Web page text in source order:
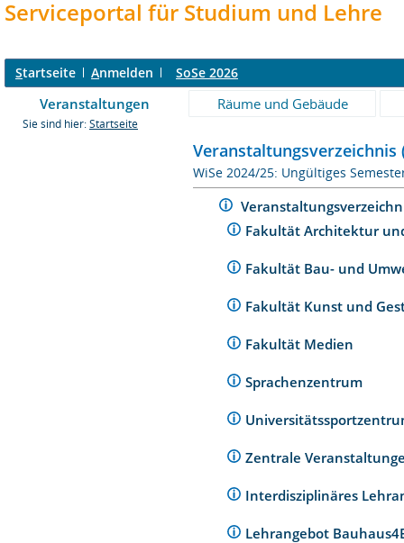
Serviceportal für Studium und Lehre
Startseite Anmelden SoSe 2026
Veranstaltungen Räume und Gebäude
Sie sind hier: Startseite
Veranstaltungsverzeichnis
WiSe 2024/25: Ungültiges
Fakultät Architektur
Fakultät Bau- und
Fakultät Kunst und
Fakultät Medien
Sprachenzentrum
Zentrale
Interdisziplinäres
Lehrangebot